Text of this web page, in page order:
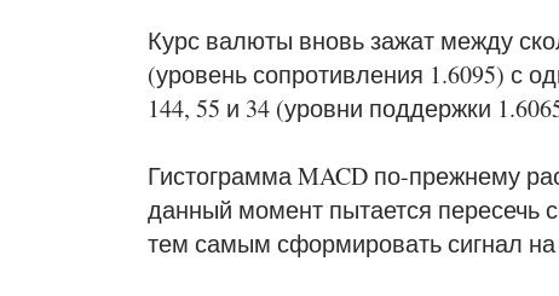
Курс валюты вновь зажат между
(уровень сопротивления 1.6095) с
144, 55 и 34 (уровни поддержки
Гистограмма MACD по-прежнему
данный момент пытается пересечь
тем самым сформировать сигнал на